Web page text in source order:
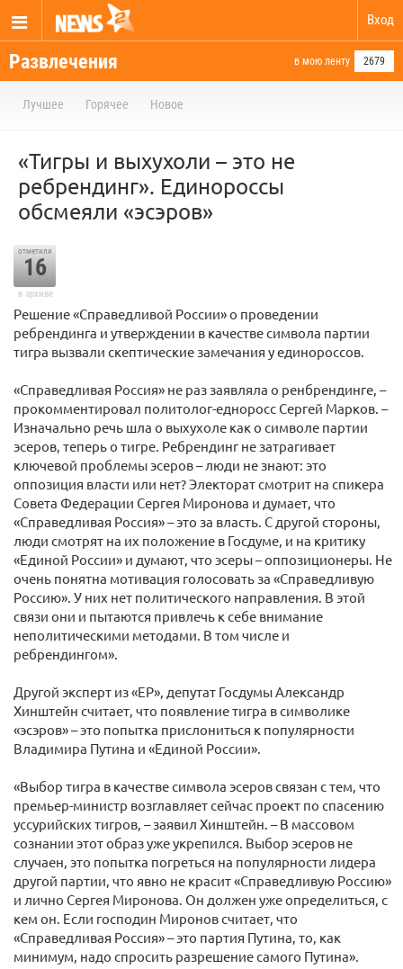
Вход
Развлечения в мою ленту 2679
Лучшее Горячее Новое
«Тигры и выхухоли – это не
ребрендинг». Единороссы
обсмеяли «эсэров»
отметили
16
в архиве
Решение «Справедливой России» о проведении
ребрендинга и утверждении в качестве символа партии
тигра вызвали скептические замечания у единороссов.
«Справедливая Россия» не раз заявляла о ренбрендинге, –
прокомментировал политолог-едноросс Сергей Марков. –
Изначально речь шла о выхухоле как о символе партии
эсеров, теперь о тигре. Ребрендинг не затрагивает
ключевой проблемы эсеров – люди не знают: это
оппозиция власти или нет? Электорат смотрит на спикера
Совета Федерации Сергея Миронова и думает, что
«Справедливая Россия» – это за власть. С другой стороны,
люди смотрят на их положение в Госдуме, и на критику
«Единой России» и думают, что эсеры – оппозиционеры. Не
очень понятна мотивация голосовать за «Справедливую
Россию». У них нет политического направления. В этой
связи они и пытаются привлечь к себе внимание
неполитическими методами. В том числе и
ребрендингом».
Другой эксперт из «ЕР», депутат Госдумы Александр
Хинштейн считает, что появление тигра в символике
«эсэров» – это попытка прислониться к популярности
Владимира Путина и «Единой России».
«Выбор тигра в качестве символа эсеров связан с тем, что
премьер-министр возглавляет сейчас проект по спасению
уссурийских тигров, – заявил Хинштейн. – В массовом
сознании этот образ уже укрепился. Выбор эсеров не
случаен, это попытка погреться на популярности лидера
другой партии, что явно не красит «Справедливую Россию»
и лично Сергея Миронова. Он должен уже определиться, с
кем он. Если господин Миронов считает, что
«Справедливая Россия» – это партия Путина, то, как
минимум, надо спросить разрешение самого Путина».